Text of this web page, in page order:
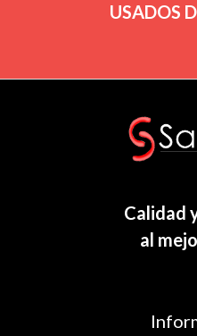
USADOS
Calidad
al